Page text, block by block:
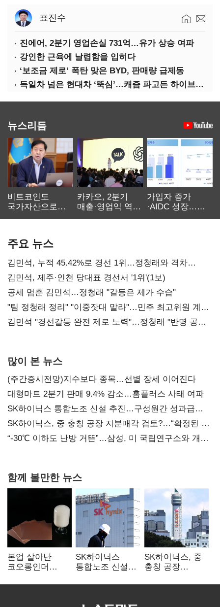
표진수
진에어, 2분기 영업손실 731억…유가 상승 여파
강인한 근육에 날렵함을 입히다
‘보조금 제로’ 폭탄 맞은 BYD, 판매량 급제동
독일차 넘은 현대차 ‘뚝심’…캐즘 파고든 하이브리드 역전극
뉴스리듬
비트코인도
국가자산으로…'
카카오, 2분기
매출·영업익 역대
가입자 증가
·AIDC 성장…
주요 뉴스
김민석, 누적 45.42%로 경선 1위…정청래와 격차
0.86%p(2보)
김민석, 제주·인천 당대표 경선서 '1위'(1보)
공세 멈춘 김민석…정청래 "갈등은 제가 수습"
"팀 정청래 정리" "이중잣대 말라"…민주 최고위원 계파
다툼 격화
김민석 "경선갈등 완전 제로 노력"…정청래 "반명 공세
많이 본 뉴스
(주간증시전망)지수보다 종목…선별 장세 이어진다
대형마트 2분기 판매 9.4% 감소…홈플러스 사태 여파
SK하이닉스 통합노조 신설 추진…구성원간 성과급
불만 확산
SK하이닉스, 중 충칭 공장 지분매각 검토?…“확정된 바
없어”
“-30℃ 이하도 난방 거뜬”…삼성, 미 국립연구소와 개발
함께 볼만한 뉴스
본업 살아난
코오롱인더
배터리 소재로
SK하이닉스
통합노조 신설
성과급 불만 확산
SK하이닉스, 중
충칭 공장
검토?…“확정된